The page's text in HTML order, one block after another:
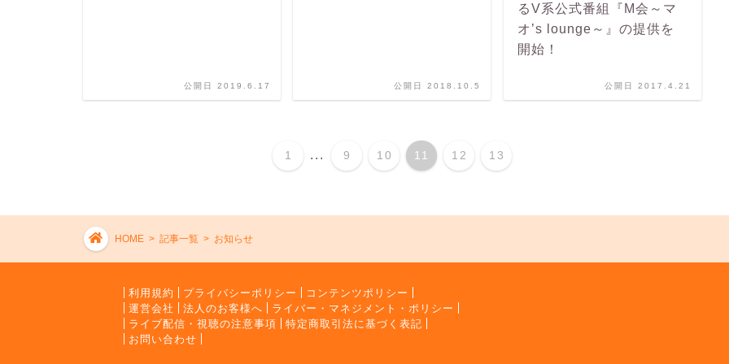
公開日 2019.6.17 公開日 2018.10.5
るV系公式番組『M会～マ
オ’s lounge～』の提供を
開始！
公開日 2017.4.21
1 ... 9 10 11 12 13
HOME > 記事一覧 > お知らせ
利用規約 プライバシーポリシー
コンテンツポリシー
運営会社
法人のお客様へ
ライバー・マネジメント・ポリシー
ライブ配信・視聴の注意事項
特定商取引法に基づく表記
お問い合わせ